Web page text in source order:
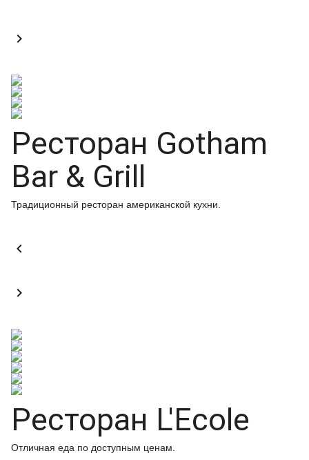

Ресторан Gotham
Bar & Grill
Традиционный ресторан американской кухни.


Ресторан L'Ecole
Отличная еда по доступным ценам.